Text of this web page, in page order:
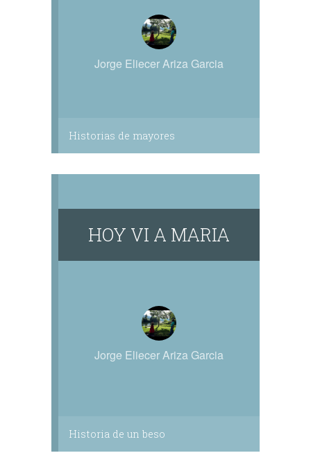
Jorge Eliecer Ariza Garcia
Historias de mayores
HOY VI A MARIA
Jorge Eliecer Ariza Garcia
Historia de un beso